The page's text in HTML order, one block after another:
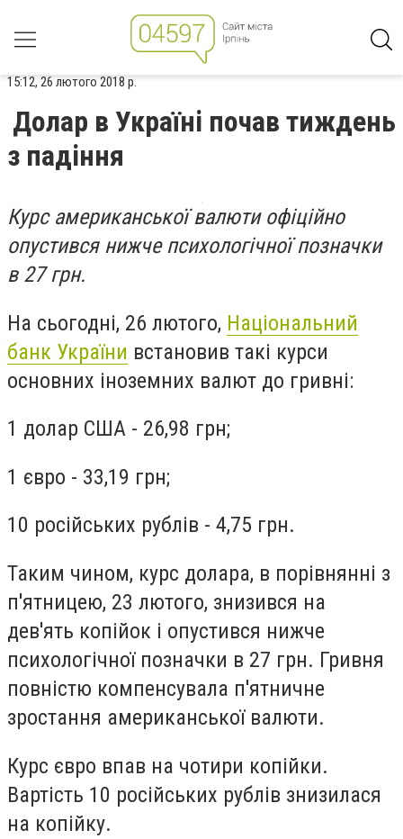
15:12, 26 лютого 2018 р.
Долар в Україні почав тиждень
з падіння
Курс американської валюти офіційно
опустився нижче психологічної позначки
в 27 грн.
На сьогодні, 26 лютого, Національний
банк України встановив такі курси
основних іноземних валют до гривні:
1 долар США - 26,98 грн;
1 євро - 33,19 грн;
10 російських рублів - 4,75 грн.
Таким чином, курс долара, в порівнянні з
п'ятницею, 23 лютого, знизився на
дев'ять копійок і опустився нижче
психологічної позначки в 27 грн. Гривня
повністю компенсувала п'ятничне
зростання американської валюти.
Курс євро впав на чотири копійки.
Вартість 10 російських рублів знизилася
на копійку.